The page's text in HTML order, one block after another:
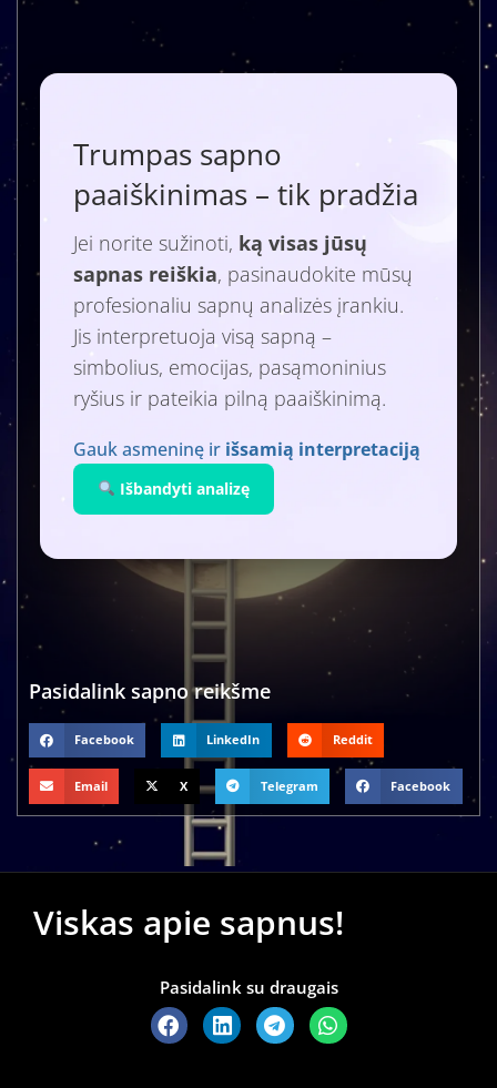
Trumpas sapno
paaiškinimas – tik pradžia
Jei norite sužinoti, ką visas jūsų
sapnas reiškia, pasinaudokite mūsų
profesionaliu sapnų analizės įrankiu.
Jis interpretuoja visą sapną –
simbolius, emocijas, pasąmoninius
ryšius ir pateikia pilną paaiškinimą.
Gauk asmeninę ir išsamią interpretaciją
Išbandyti analizę
Pasidalink sapno reikšme
Facebook LinkedIn Reddit
Email X Telegram Facebook
Viskas apie sapnus!
Pasidalink su draugais